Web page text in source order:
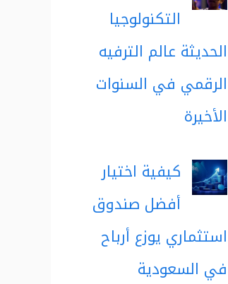
التكنولوجيا
الحديثة عالم الترفيه
الرقمي في السنوات
الأخيرة
كيفية اختيار
أفضل صندوق
استثماري يوزع أرباح
في السعودية